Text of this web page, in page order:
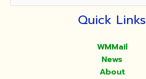
Quick Links
WMMail
News
About